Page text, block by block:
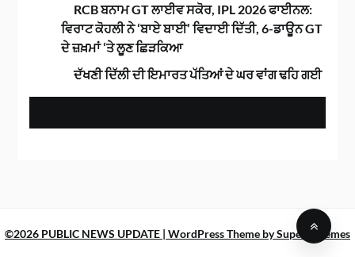
RCB ਬਨਾਮ GT ਲਾਈਵ ਸਕੋਰ, IPL 2026 ਫਾਈਨਲ:
ਵਿਰਾਟ ਕੋਹਲੀ ਨੇ ‘ਬਾਏ ਬਾਈ’ ਵਿਦਾਈ ਦਿੱਤੀ, 6-ਡਾਊਨ GT
ਦੇ ਜ਼ਖ਼ਮਾਂ ‘ਤੇ ਲੂਣ ਛਿੜਕਿਆ
ਦੱਖਣੀ ਦਿੱਲੀ ਦੀ ਇਮਾਰਤ ਪੱਤਿਆਂ ਦੇ ਘਰ ਵਾਂਗ ਢਹਿ ਗਈ
©2026 PUBLIC NEWS UPDATE | WordPress Theme bySuperbThemes